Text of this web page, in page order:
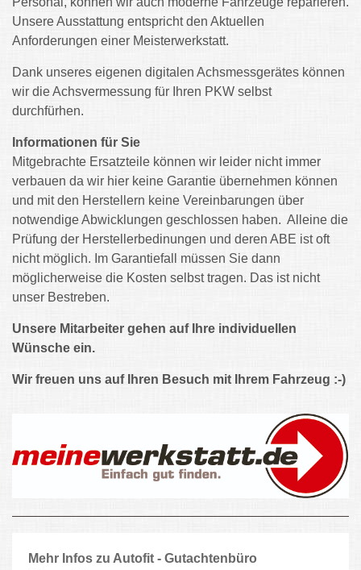
Unsere Ausstattung entspricht den Aktuellen
Anforderungen einer Meisterwerkstatt.
Dank unseres eigenen digitalen Achsmessgerätes können
wir die Achsvermessung für Ihren PKW selbst
durchfürhen.
Informationen für Sie
Mitgebrachte Ersatzteile können wir leider nicht immer
verbauen da wir hier keine Garantie übernehmen können
und mit den Herstellern keine Vereinbarungen über
notwendige Abwicklungen geschlossen haben. Alleine die
Prüfung der Herstellerbedinungen und deren ABE ist oft
nicht möglich. Im Garantiefall müssen Sie dann
möglicherweise die Kosten selbst tragen. Das ist nicht
unser Bestreben.
Unsere Mitarbeiter gehen auf Ihre individuellen
Wünsche ein.
Wir freuen uns auf Ihren Besuch mit Ihrem Fahrzeug :-)
Mehr Infos zu Autofit - Gutachtenbüro